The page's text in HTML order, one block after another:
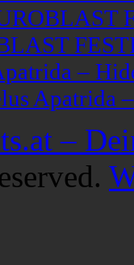
–
Apatrida
–